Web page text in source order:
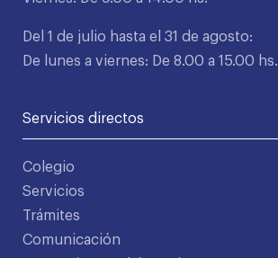
Del 1 de julio hasta el 31 de agosto:
De lunes a viernes: De 8.00 a 15.00 hs.
Servicios directos
Colegio
Servicios
Trámites
Comunicación